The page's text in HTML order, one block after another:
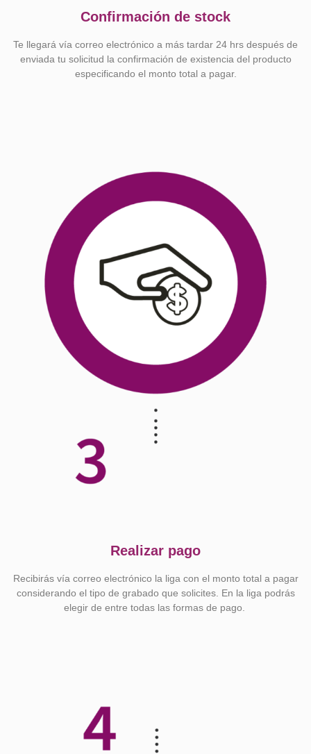
Confirmación de stock
Te llegará vía correo electrónico a más tardar 24 hrs después de
enviada tu solicitud la confirmación de existencia del producto
especificando el monto total a pagar.
Realizar pago
Recibirás vía correo electrónico la liga con el monto total a pagar
considerando el tipo de grabado que solicites. En la liga podrás
elegir de entre todas las formas de pago.